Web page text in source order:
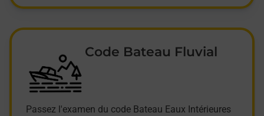
Code Bateau Fluvial
Passez l'examen du code Bateau Eaux Intérieures